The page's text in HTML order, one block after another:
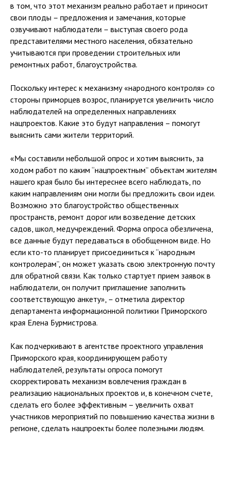
в том, что этот механизм реально работает и приносит
свои плоды – предложения и замечания, которые
озвучивают наблюдатели – выступая своего рода
представителями местного населения, обязательно
учитываются при проведении строительных или
ремонтных работ, благоустройства.
Поскольку интерес к механизму «народного контроля» со
стороны приморцев возрос, планируется увеличить число
наблюдателей на определенных направлениях
нацпроектов. Какие это будут направления – помогут
выяснить сами жители территорий.
«Мы составили небольшой опрос и хотим выяснить, за
ходом работ по каким “нацпроектным” объектам жителям
нашего края было бы интереснее всего наблюдать, по
каким направлениям они могли бы предложить свои идеи.
Возможно это благоустройство общественных
пространств, ремонт дорог или возведение детских
садов, школ, медучреждений. Форма опроса обезличена,
все данные будут передаваться в обобщенном виде. Но
если кто-то планирует присоединиться к “народным
контролерам”, он может указать свою электронную почту
для обратной связи. Как только стартует прием заявок в
наблюдатели, он получит приглашение заполнить
соответствующую анкету», – отметила директор
департамента информационной политики Приморского
края Елена Бурмистрова.
Как подчеркивают в агентстве проектного управления
Приморского края, координирующем работу
наблюдателей, результаты опроса помогут
скорректировать механизм вовлечения граждан в
реализацию национальных проектов и, в конечном счете,
сделать его более эффективным – увеличить охват
участников мероприятий по повышению качества жизни в
регионе, сделать нацпроекты более полезными людям.